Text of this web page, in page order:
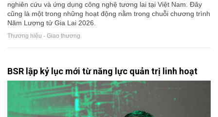
nghiên cứu và ứng dụng công nghệ tương lai tại Việt Nam. Đây
cũng là một trong những hoạt động nằm trong chuỗi chương trình
Năm Lượng tử Gia Lai 2026.
Thương hiệu - Giao thương
BSR lập kỷ lục mới từ năng lực quản trị linh hoạt